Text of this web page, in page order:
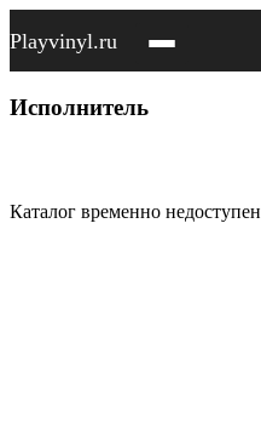
Playvinyl.ru
Исполнитель
Каталог временно недоступен